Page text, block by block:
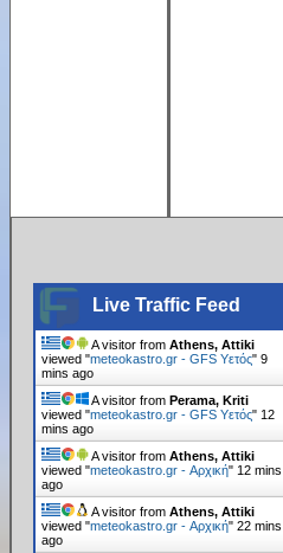
Live Traffic Feed
A visitor fromAthens, Attiki
viewed "meteokastro.gr - GFS Υετός"9
mins ago
A visitor fromPerama, Kriti
viewed "meteokastro.gr - GFS Υετός" 12
mins ago
A visitor fromAthens, Attiki
viewed "meteokastro.gr - Αρχική" 12 mins
ago
A visitor fromAthens, Attiki
viewed "meteokastro.gr - Αρχική"22 mins
ago